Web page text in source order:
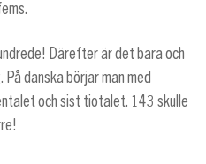
Därefter är det bara och
danska börjar man med
och sist tiotalet. 143 skulle